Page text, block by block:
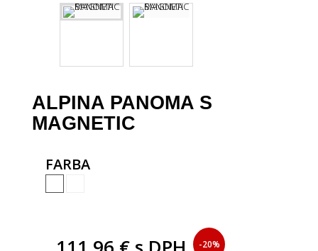
ALPINA PANOMA S
MAGNETIC
FARBA
-20%